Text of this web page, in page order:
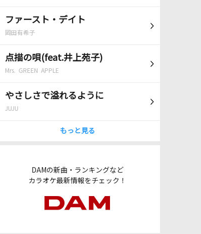
ファースト・デイト
岡田有希子
点描の唄(feat.井上苑子)
Mrs. GREEN APPLE
やさしさで溢れるように
JUJU
もっと見る
DAMの新曲・ランキングなど
カラオケ最新情報をチェック！